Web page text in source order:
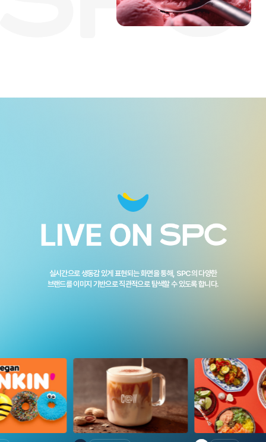
실시간으로 생동감 있게 표현되는 화면을 통해, SPC의 다양한
브랜드를 이미지 기반으로 직관적으로 탐색할 수 있도록 합니다.